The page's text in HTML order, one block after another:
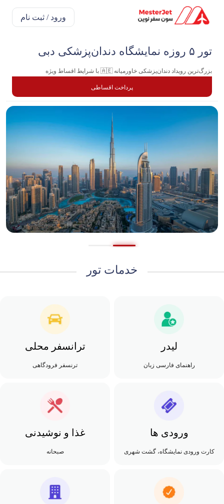
ورود / ثبت نام
تور ۵ روزه نمایشگاه دندان‌پزشکی دبی
بزرگ‌ترین رویداد دندان‌پزشکی خاورمیانه 🇦🇪 با شرایط اقساط ویژه
پرداخت اقساطی
خدمات تور
لیدر
راهنمای فارسی زبان
ترانسفر محلی
ترنسفر فرودگاهی
ورودی ها
کارت ورودی نمایشگاه، گشت شهری
غذا و نوشیدنی
صبحانه